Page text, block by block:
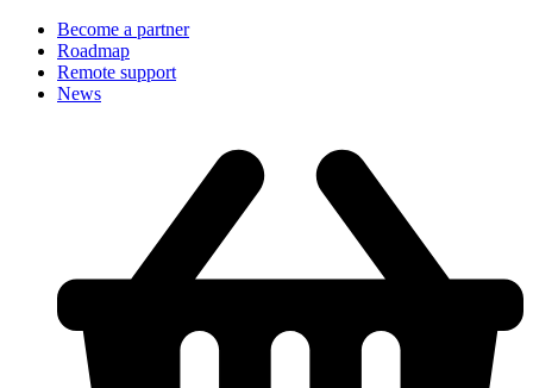
Become a partner
Roadmap
Remote support
News